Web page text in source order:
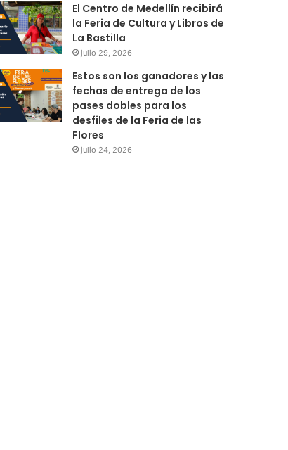
El Centro de Medellín recibirá
la Feria de Cultura y Libros de
La Bastilla
julio 29, 2026
Estos son los ganadores y las
fechas de entrega de los
pases dobles para los
desfiles de la Feria de las
Flores
julio 24, 2026